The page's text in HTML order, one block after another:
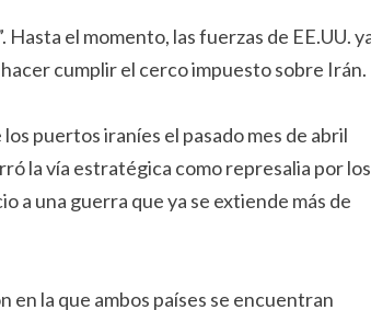
el momento, las fuerzas de EE.UU.
cumplir el cerco impuesto sobre Irán.
puertos iraníes el pasado mes de abril
la vía estratégica como represalia por los
a una guerra que ya se extiende más de
en la que ambos países se encuentran